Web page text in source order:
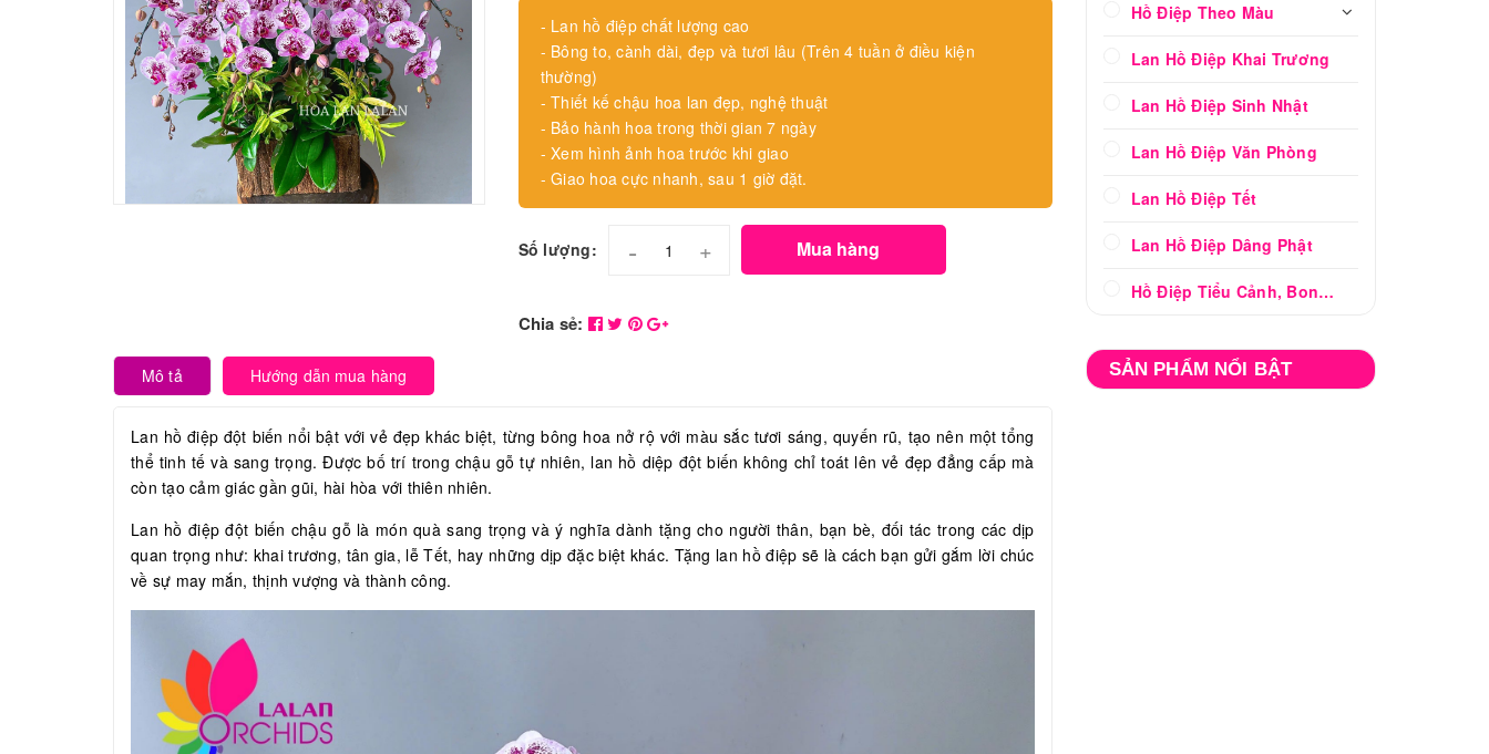
- Lan hồ điệp chất lượng cao
- Bông to, cành dài, đẹp và tươi lâu (Trên 4 tuần ở điều kiện
thường)
- Thiết kế chậu hoa lan đẹp, nghệ thuật
- Bảo hành hoa trong thời gian 7 ngày
- Xem hình ảnh hoa trước khi giao
- Giao hoa cực nhanh, sau 1 giờ đặt.
Số lượng: - + Mua hàng
Chia sẻ:
Mô tả Hướng dẫn mua hàng
Lan hồ điệp đột biến nổi bật với vẻ đẹp khác biệt, từng bông hoa nở rộ với màu sắc tươi sáng, quyến rũ, tạo nên một tổng
thể tinh tế và sang trọng. Được bố trí trong chậu gỗ tự nhiên, lan hồ diệp đột biến không chỉ toát lên vẻ đẹp đẳng cấp mà
còn tạo cảm giác gần gũi, hài hòa với thiên nhiên.
Lan hồ điệp đột biến chậu gỗ là món quà sang trọng và ý nghĩa dành tặng cho người thân, bạn bè, đối tác trong các dịp
quan trọng như: khai trương, tân gia, lễ Tết, hay những dịp đặc biệt khác. Tặng lan hồ điệp sẽ là cách bạn gửi gắm lời chúc
về sự may mắn, thịnh vượng và thành công.
Hồ Điệp Theo Màu
Lan Hồ Điệp Khai Trương
Lan Hồ Điệp Sinh Nhật
Lan Hồ Điệp Văn Phòng
Lan Hồ Điệp Tết
Lan Hồ Điệp Dâng Phật
Hồ Điệp Tiểu Cảnh, Bonsai
SẢN PHẨM NỔI BẬT